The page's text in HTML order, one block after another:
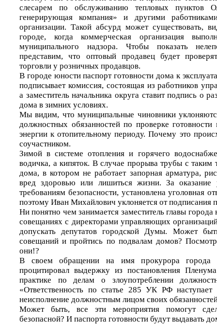
слесарем по обслуживанию тепловых пунктов
генерирующая компания» и другими
организации. Такой абсурд может существовать,
городе, когда коммерческая организация
муниципального надзора. Чтобы показать
представим, что оптовый продавец будет
торговли у розничных продавцов.
В городе юности паспорт готовности дома к
подписывает комиссия, состоящая из работников
а заместитель начальника округа ставит подпись о
дома в зимних условиях.
Мы видим, что муниципальные чиновники
должностных обязанностей по проверке готовности
энергии к отопительному периоду. Почему это
соучастником.
Зимой в системе отопления и горячего
водичка, а кипяток. В случае прорыва трубы с таким
дома, в котором не работает запорная арматура,
вред здоровью или лишиться жизни. За оказание
требованиям безопасности, установлена уголовная
поэтому Иван Михайлович уклоняется от подписания
Ни понятно чем занимается заместитель главы
совещаниях с директорами управляющих
допускать депутатов городской Думы. Может
совещаний и пройтись по подвалам домов?
они!?
В своем обращении на имя прокурора
процитировал выдержку из постановления
практике по делам о злоупотреблении
«Ответственность по статье 285 УК РФ
неисполнение должностным лицом своих
Может быть, все эти мероприятия помогут
безопасной? И паспорта готовности будут выдавать